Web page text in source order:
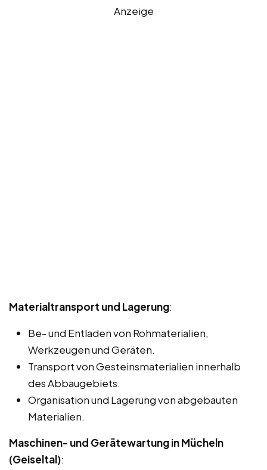
Anzeige
Materialtransport und Lagerung:
Be- und Entladen von Rohmaterialien,
Werkzeugen und Geräten.
Transport von Gesteinsmaterialien innerhalb
des Abbaugebiets.
Organisation und Lagerung von abgebauten
Materialien.
Maschinen- und Gerätewartung in Mücheln
(Geiseltal):